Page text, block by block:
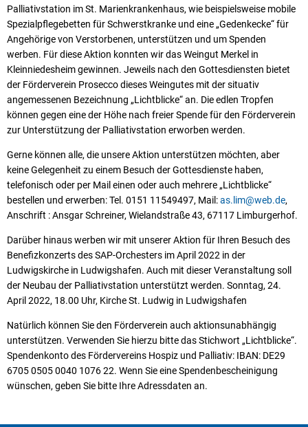
Palliativstation im St. Marienkrankenhaus, wie beispielsweise mobile
Spezialpflegebetten für Schwerstkranke und eine „Gedenkecke“ für
Angehörige von Verstorbenen, unterstützen und um Spenden
werben. Für diese Aktion konnten wir das Weingut Merkel in
Kleinniedesheim gewinnen. Jeweils nach den Gottesdiensten bietet
der Förderverein Prosecco dieses Weingutes mit der situativ
angemessenen Bezeichnung „Lichtblicke“ an. Die edlen Tropfen
können gegen eine der Höhe nach freier Spende für den Förderverein
zur Unterstützung der Palliativstation erworben werden.
Gerne können alle, die unsere Aktion unterstützen möchten, aber
keine Gelegenheit zu einem Besuch der Gottesdienste haben,
telefonisch oder per Mail einen oder auch mehrere „Lichtblicke“
bestellen und erwerben: Tel. 0151 11549497, Mail:as.lim@web.de,
Anschrift : Ansgar Schreiner, Wielandstraße 43, 67117 Limburgerhof.
Darüber hinaus werben wir mit unserer Aktion für Ihren Besuch des
Benefizkonzerts des SAP-Orchesters im April 2022 in der
Ludwigskirche in Ludwigshafen. Auch mit dieser Veranstaltung soll
der Neubau der Palliativstation unterstützt werden. Sonntag, 24.
April 2022, 18.00 Uhr, Kirche St. Ludwig in Ludwigshafen
Natürlich können Sie den Förderverein auch aktionsunabhängig
unterstützen. Verwenden Sie hierzu bitte das Stichwort „Lichtblicke“.
Spendenkonto des Fördervereins Hospiz und Palliativ: IBAN: DE29
6705 0505 0040 1076 22. Wenn Sie eine Spendenbescheinigung
wünschen, geben Sie bitte Ihre Adressdaten an.